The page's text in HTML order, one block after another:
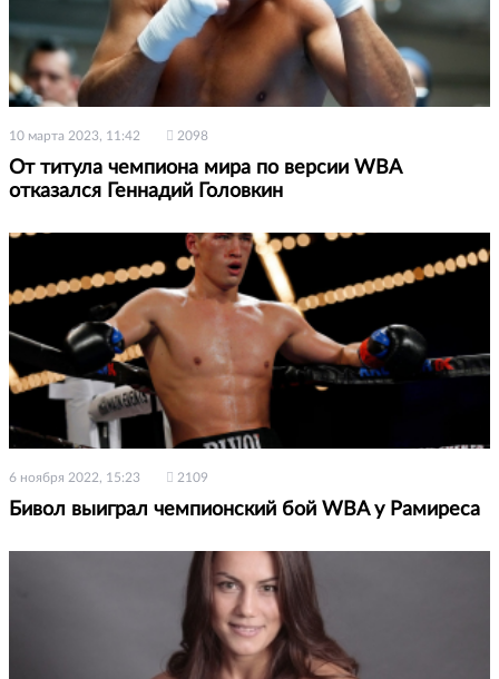
10 марта 2023, 11:42 2098
От титула чемпиона мира по версии WBA
отказался Геннадий Головкин
6 ноября 2022, 15:23 2109
Бивол выиграл чемпионский бой WBA у Рамиреса